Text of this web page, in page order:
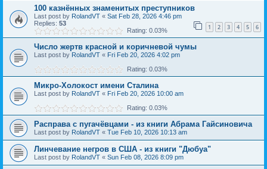
100 казнённых знаменитых преступников
Last post by RolandVT « Sat Feb 28, 2026 4:46 pm
Replies: 53 1 2 3 4 5 6
Rating: 0.03%
Число жертв красной и коричневой чумы
Last post by RolandVT « Fri Feb 20, 2026 4:02 pm
Rating: 0.03%
Микро-Холокост имени Сталина
Last post by RolandVT « Fri Feb 20, 2026 10:00 am
Rating: 0.03%
Расправа с пугачёвцами - из книги Абрама Гайсиновича
Last post by RolandVT « Tue Feb 10, 2026 10:13 am
Линчевание негров в США - из книги "Дюбуа"
Last post by RolandVT « Sun Feb 08, 2026 8:09 pm